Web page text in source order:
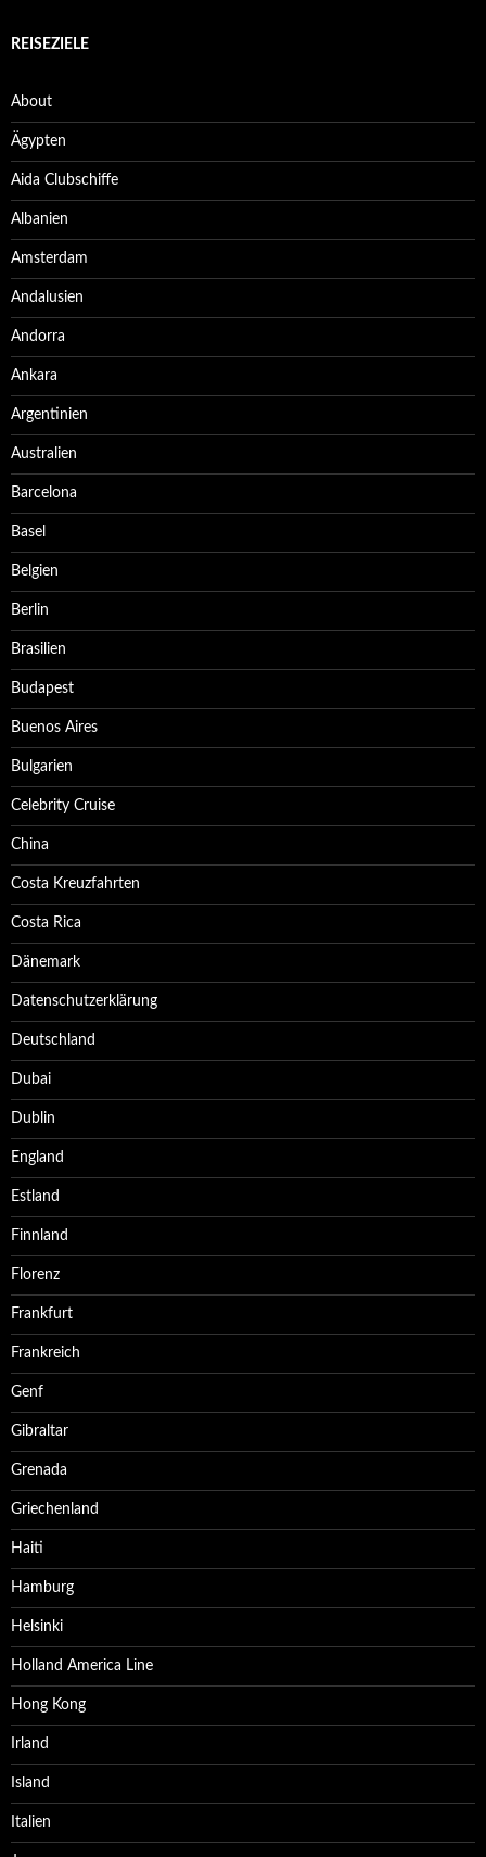
REISEZIELE
About
Ägypten
Aida Clubschiffe
Albanien
Amsterdam
Andalusien
Andorra
Ankara
Argentinien
Australien
Barcelona
Basel
Belgien
Berlin
Brasilien
Budapest
Buenos Aires
Bulgarien
Celebrity Cruise
China
Costa Kreuzfahrten
Costa Rica
Dänemark
Datenschutzerklärung
Deutschland
Dubai
Dublin
England
Estland
Finnland
Florenz
Frankfurt
Frankreich
Genf
Gibraltar
Grenada
Griechenland
Haiti
Hamburg
Helsinki
Holland America Line
Hong Kong
Irland
Island
Italien